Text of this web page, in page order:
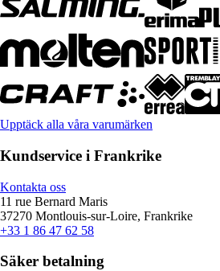
Upptäck alla våra varumärken
Kundservice i Frankrike
Kontakta oss
11 rue Bernard Maris
37270 Montlouis-sur-Loire, Frankrike
+33 1 86 47 62 58
Säker betalning